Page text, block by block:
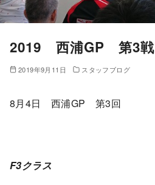
2019 西浦GP 第3戦
2019年9月11日 スタッフブログ
8月4日 西浦GP 第3回
F3クラス